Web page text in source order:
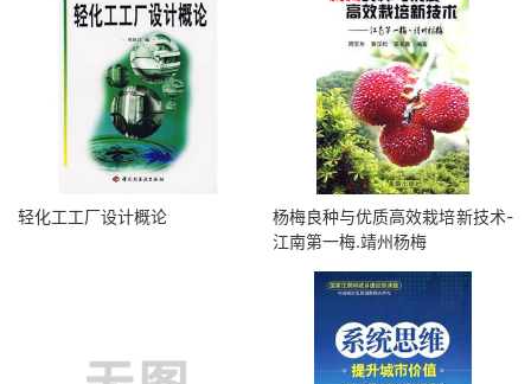
轻化工工厂设计概论
杨梅良种与优质高效栽培新技术-
江南第一梅.靖州杨梅